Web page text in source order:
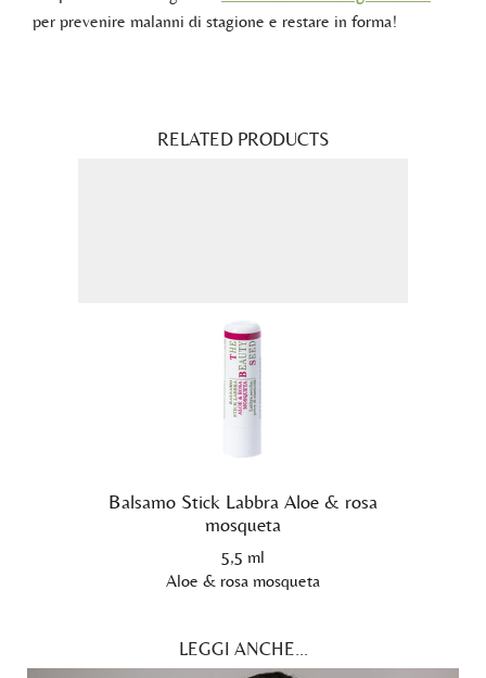
per prevenire malanni di stagione e restare in forma!
RELATED PRODUCTS
Balsamo Stick Labbra Aloe & rosa
mosqueta
5,5 ml
Aloe & rosa mosqueta
LEGGI ANCHE...